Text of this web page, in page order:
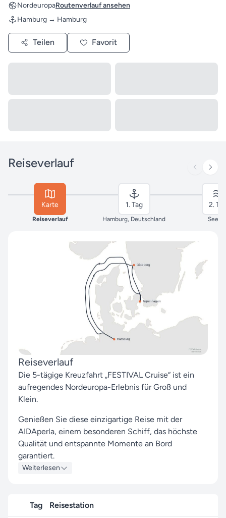
NordeuropaRoutenverlauf ansehen
Hamburg → Hamburg
Teilen Favorit
Reiseverlauf
Karte
Reiseverlauf
1. Tag
Hamburg, Deutschland
2.
Reiseverlauf
Die 5-tägige Kreuzfahrt „FESTIVAL Cruise“ ist ein
aufregendes Nordeuropa-Erlebnis für Groß und
Klein.
Genießen Sie diese einzigartige Reise mit der
AIDAperla, einem besonderen Schiff, das höchste
Qualität und entspannte Momente an Bord
garantiert.
mit beeindruckenden Sehenswürdigkeiten und
lebendigen Eindrücken auf Sie warten.
Weiterlesen
Tag Reisestation